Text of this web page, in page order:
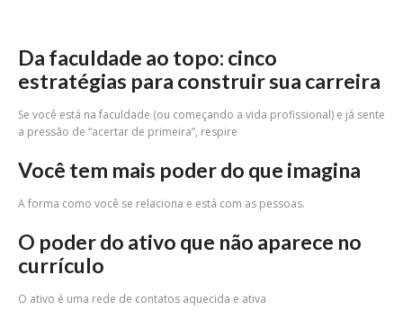
Da faculdade ao topo: cinco
estratégias para construir sua carreira
Se você está na faculdade (ou começando a vida profissional) e já sente
a pressão de “acertar de primeira”, respire
Você tem mais poder do que imagina
A forma como você se relaciona e está com as pessoas.
O poder do ativo que não aparece no
currículo
O ativo é uma rede de contatos aquecida e ativa